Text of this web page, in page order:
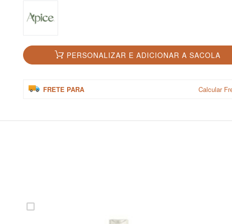
PERSONALIZAR E ADICIONAR A SACOLA
FRETE PARA Calcular